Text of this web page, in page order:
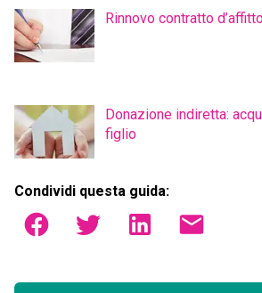
Rinnovo contratto
Donazione indiretta:
figlio
Condividi questa guida: